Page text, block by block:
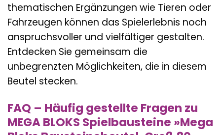
thematischen Ergänzungen wie Tieren oder
Fahrzeugen können das Spielerlebnis noch
anspruchsvoller und vielfältiger gestalten.
Entdecken Sie gemeinsam die
unbegrenzten Möglichkeiten, die in diesem
Beutel stecken.
FAQ – Häufig gestellte Fragen zu
MEGA BLOKS Spielbausteine »Mega